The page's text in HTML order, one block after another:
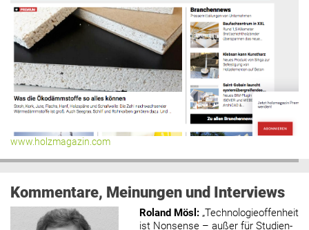
www.holzmagazin.com
Kommentare, Meinungen und Interviews
Roland Mösl : „Technologieoffenheit
ist Nonsense – außer für Studien-